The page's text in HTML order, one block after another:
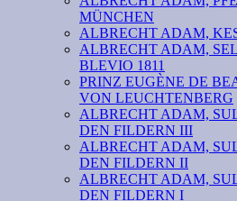
MÜNCHEN
ALBRECHT ADAM,
ALBRECHT ADAM,
BLEVIO 1811
PRINZ EUGÈNE DE
VON LEUCHTENBERG
ALBRECHT ADAM,
DEN FILDERN III
ALBRECHT ADAM,
DEN FILDERN II
ALBRECHT ADAM,
DEN FILDERN I